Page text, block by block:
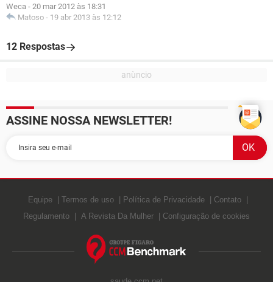
Weca - 20 mar 2012 às 18:31
Matoso - 19 abr 2013 às 12:12
12 Respostas
ASSINE NOSSA NEWSLETTER!
Equipe Termos de uso Política de Privacidade
Contato
Regulamento
A Revista Da Mulher Configuração de cookies